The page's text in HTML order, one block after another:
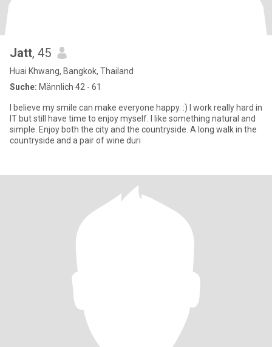
Jatt, 45
Huai Khwang, Bangkok, Thailand
Suche: Männlich 42 - 61
I believe my smile can make everyone happy. :) I work really hard in
IT but still have time to enjoy myself. I like something natural and
simple. Enjoy both the city and the countryside. A long walk in the
countryside and a pair of wine duri